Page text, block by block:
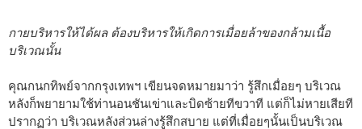
กายบริหารให้ได้ผล ต้องบริหารให้เกิดการเมื่อยล้าของกล้ามเนื้อ
บริเวณนั้น
คุณกนกทิพย์จากกรุงเทพฯ เขียนจดหมายมาว่า รู้สึกเมื่อยๆ บริเวณ
หลังก็พยายามใช้ท่านอนชันเข่าและบิดซ้ายทีขวาที แต่ก็ไม่หายเสียที
ปรากฏว่า บริเวณหลังส่วนล่างรู้สึกสบาย แต่ที่เมื่อยๆนั้นเป็นบริเวณ